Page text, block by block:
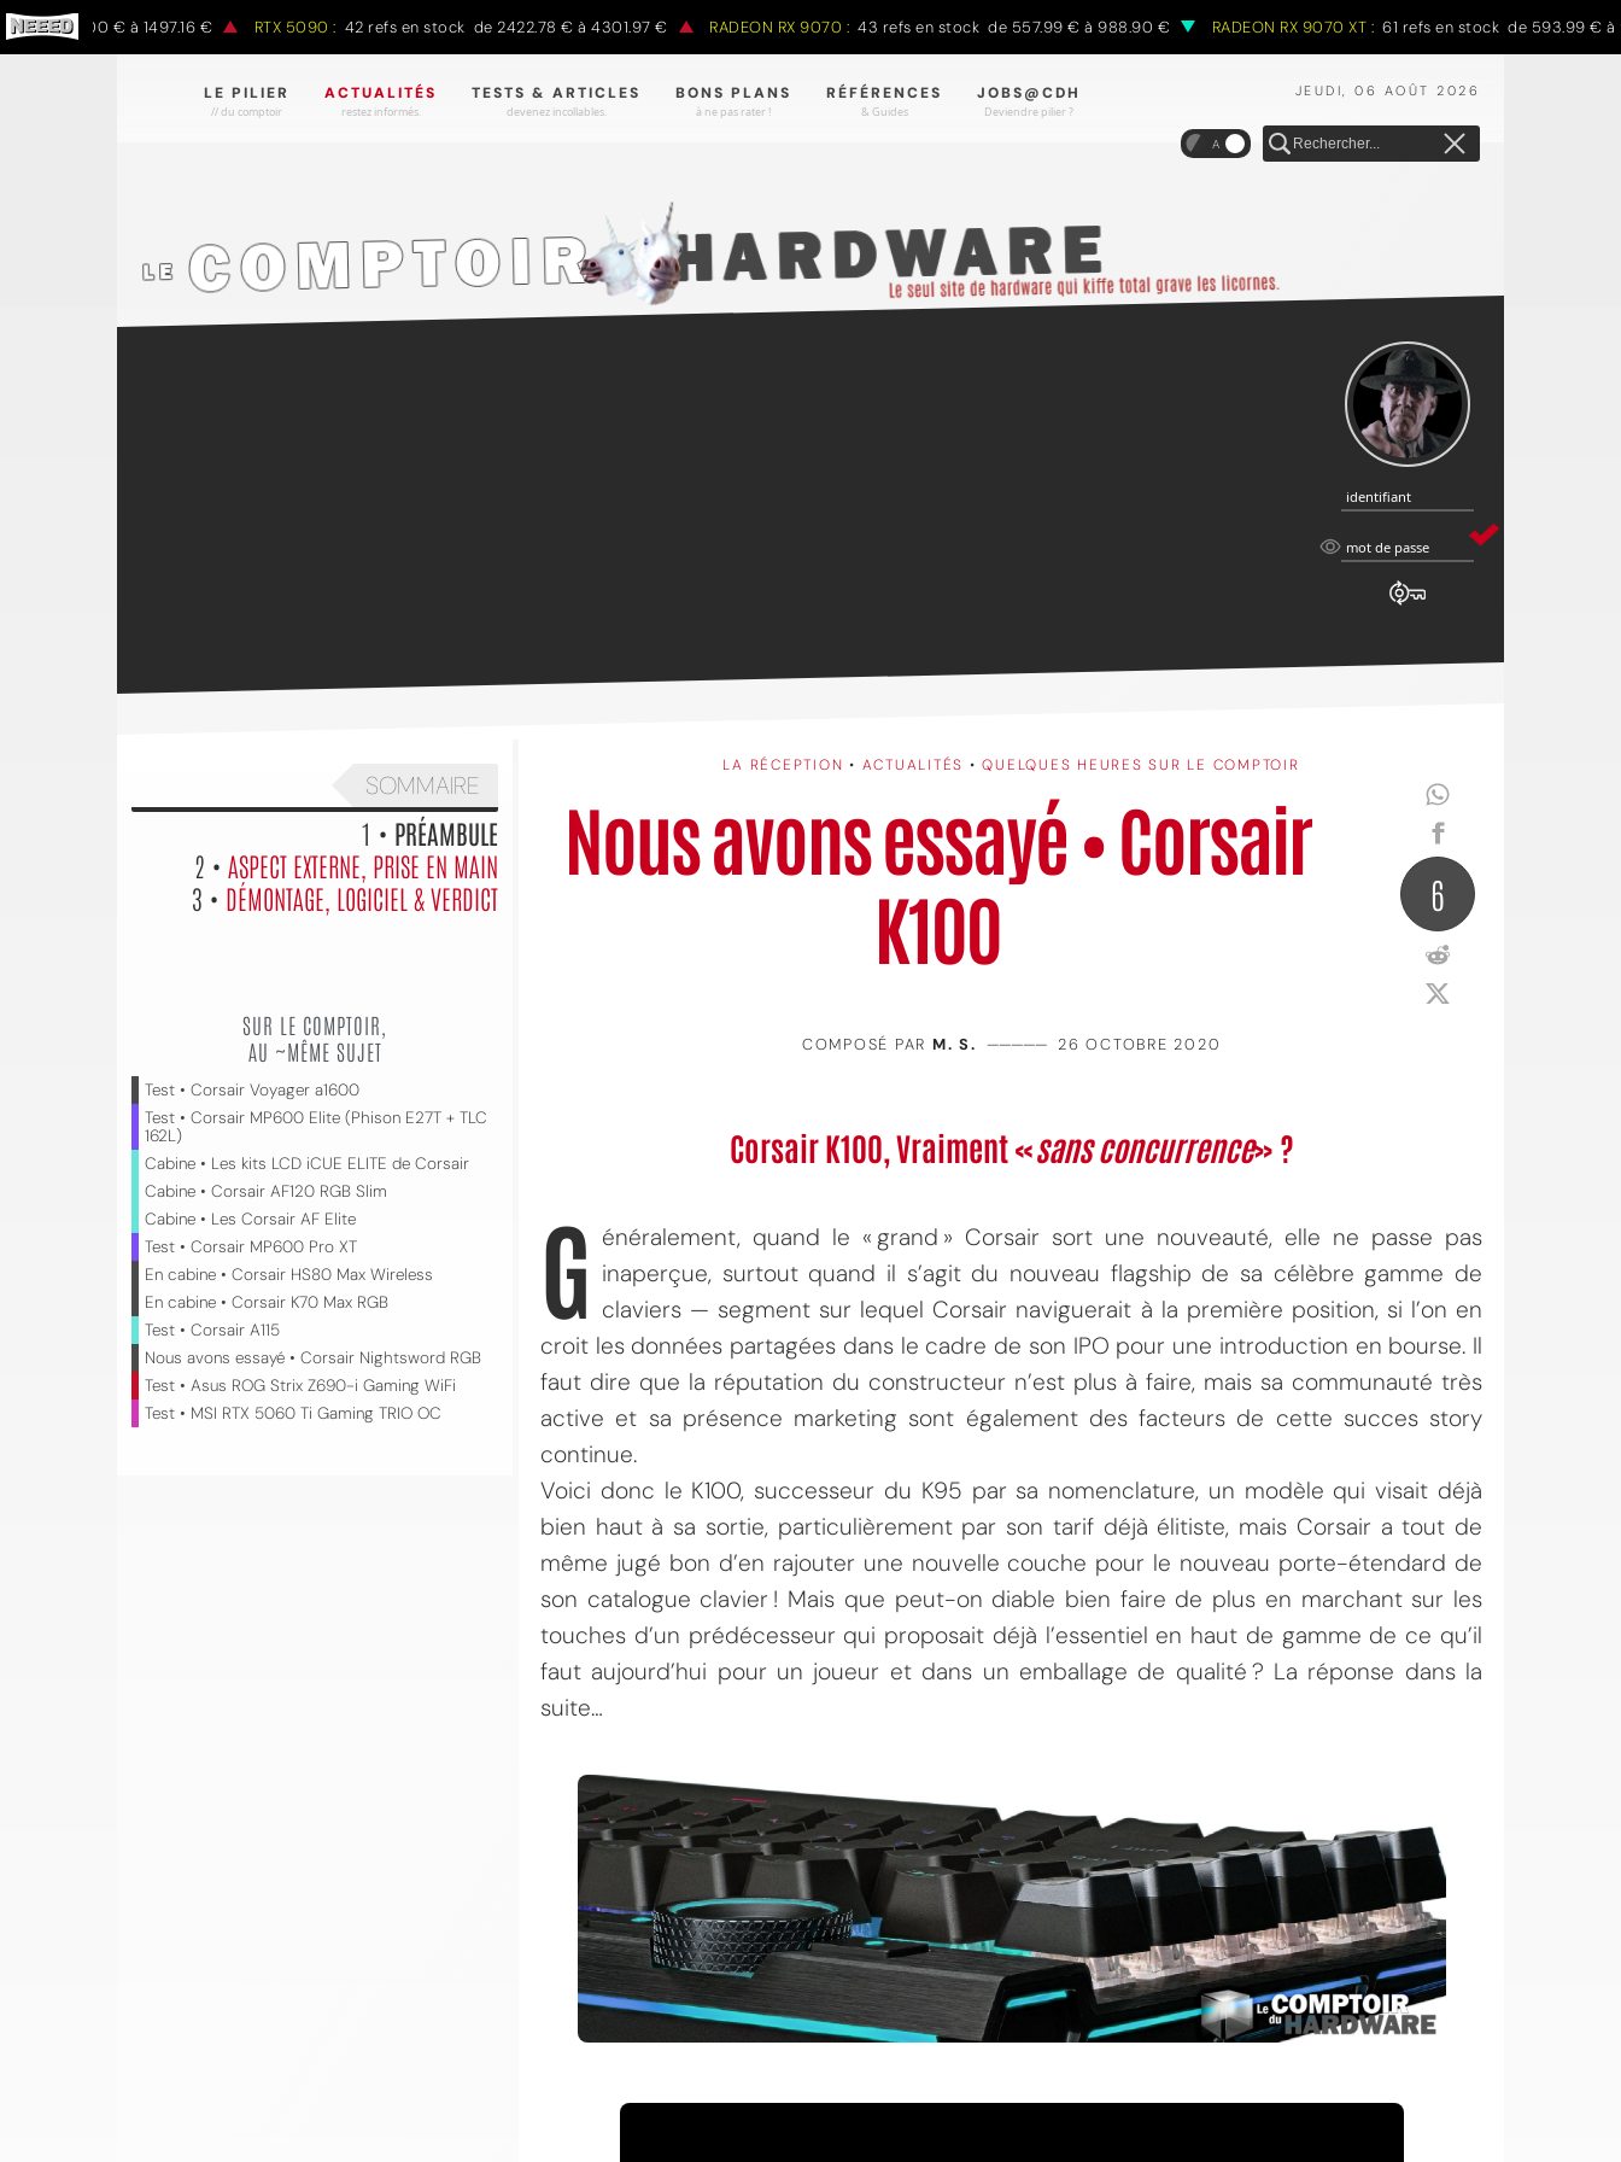
de 797.00 € à 1497.16 € RTX 5090 : 42 refs en stock de 2422.78 € à 4301.97 € RADEON RX 9070 : 43 refs en stock de 557.99 € à 988.90 € RADEON RX 9070 XT : 61 refs en stock de 593.99 € à
JEUDI, 06 AOÛT 2026
LE PILIER
// du comptoir
ACTUALITÉS
restez informés.
TESTS & ARTICLES
devenez incollables.
BONS PLANS
à ne pas rater !
RÉFÉRENCES
& Guides
JOBS@CDH
Deviendre pilier ?
A
identifiant
identifiant
mot
mot de passe
LA RÉCEPTION • ACTUALITÉS •QUELQUES HEURES SUR LE COMPTOIR
Nous avons essayé • Corsair
K100
6
COMPOSÉ PAR M. S. ————— 26 OCTOBRE 2020
Corsair K100, Vraiment «sans concurrence» ?
G énéralement, quand le « grand » Corsair sort une nouveauté, elle ne passe pas
inaperçue, surtout quand il s’agit du nouveau flagship de sa célèbre gamme de
claviers — segment sur lequel Corsair naviguerait à la première position, si l’on en
croit les données partagées dans le cadre de son IPO pour une introduction en bourse. Il
faut dire que la réputation du constructeur n’est plus à faire, mais sa communauté très
active et sa présence marketing sont également des facteurs de cette succes story
continue.
Voici donc le K100, successeur du K95 par sa nomenclature, un modèle qui visait déjà
bien haut à sa sortie, particulièrement par son tarif déjà élitiste, mais Corsair a tout de
même jugé bon d’en rajouter une nouvelle couche pour le nouveau porte-étendard de
son catalogue clavier ! Mais que peut-on diable bien faire de plus en marchant sur les
touches d’un prédécesseur qui proposait déjà l’essentiel en haut de gamme de ce qu’il
faut aujourd’hui pour un joueur et dans un emballage de qualité ? La réponse dans la
suite…
SOMMAIRE
1 • PRÉAMBULE
2 • ASPECT EXTERNE, PRISE EN MAIN
3 • DÉMONTAGE, LOGICIEL & VERDICT
SUR LE COMPTOIR,
AU ~MÊME SUJET
Test • Corsair Voyager a1600
Test • Corsair MP600 Elite (Phison E27T + TLC
162L)
Cabine • Les kits LCD iCUE ELITE de Corsair
Cabine • Corsair AF120 RGB Slim
Cabine • Les Corsair AF Elite
Test • Corsair MP600 Pro XT
En cabine • Corsair HS80 Max Wireless
En cabine • Corsair K70 Max RGB
Test • Corsair A115
Nous avons essayé • Corsair Nightsword RGB
Test • Asus ROG Strix Z690-i Gaming WiFi
Test • MSI RTX 5060 Ti Gaming TRIO OC